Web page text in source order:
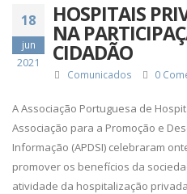
18
jun
2021
HOSPITAIS
NA
CIDADÃO
Comunicados 0
A Associação Portuguesa de
Associação para a Promoção e
Informação (APDSI) celebraram
promover os benefícios da
atividade da hospitalização